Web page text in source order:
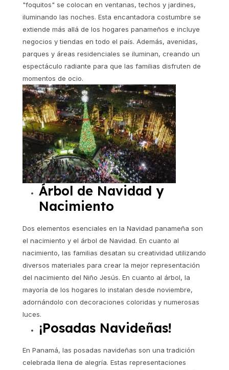
"foquitos" se colocan en ventanas, techos y jardines,
iluminando las noches. Esta encantadora costumbre se
extiende más allá de los hogares panameños e incluye
negocios y tiendas en todo el país. Además, avenidas,
parques y áreas residenciales se iluminan, creando un
espectáculo radiante para que las familias disfruten de
momentos de ocio.
Árbol de Navidad y
Nacimiento
Dos elementos esenciales en la Navidad panameña son
el nacimiento y el árbol de Navidad. En cuanto al
nacimiento, las familias desatan su creatividad utilizando
diversos materiales para crear la mejor representación
del nacimiento del Niño Jesús. En cuanto al árbol, la
mayoría de los hogares lo instalan desde noviembre,
adornándolo con decoraciones coloridas y numerosas
luces.
¡Posadas Navideñas!
En Panamá, las posadas navideñas son una tradición
celebrada llena de alegría. Estas representaciones